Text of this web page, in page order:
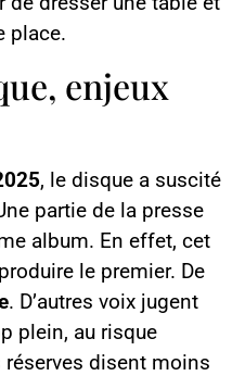
place.
enjeux
, le disque a suscité
partie de la presse
album. En effet, cet
le premier. De
. D’autres voix jugent
plein, au risque
réserves disent moins